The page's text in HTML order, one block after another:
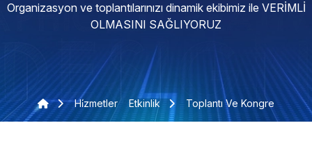
Organizasyon ve toplantılarınızı dinamik ekibimiz ile VERİMLİ
OLMASINI SAĞLIYORUZ
Hi̇zmetler Etkinlik Toplantı Ve Kongre